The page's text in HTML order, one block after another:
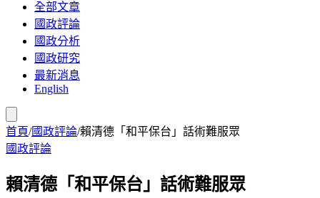
全部文章
國政評論
國政分析
國政研究
最新消息
English
首頁/國政評論/賴清德「和平保台」話術難服眾
國政評論
賴清德「和平保台」話術難服眾